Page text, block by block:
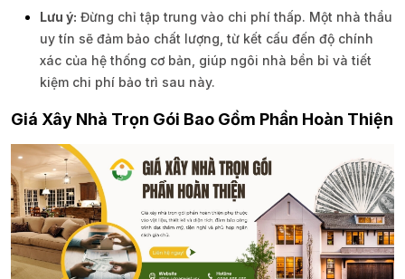
Lưu ý: Đừng chỉ tập trung vào chi phí thấp. Một nhà thầu
uy tín sẽ đảm bảo chất lượng, từ kết cấu đến độ chính
xác của hệ thống cơ bản, giúp ngôi nhà bền bỉ và tiết
kiệm chi phí bảo trì sau này.
Giá Xây Nhà Trọn Gói Bao Gồm Phần Hoàn Thiện